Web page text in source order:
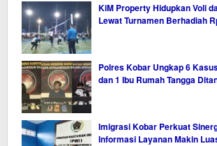
KiM Property Hidupkan Voli
Lewat Turnamen Berhadiah
Polres Kobar Ungkap 6
dan 1 Ibu Rumah Tangga
Imigrasi Kobar Perkuat
Informasi Layanan Makin